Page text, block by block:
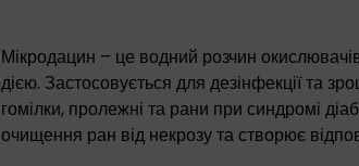
Мікродацин – це водний розчин
дією. Застосовується для дезінфекції та
гомілки, пролежні та рани при синдромі
очищення ран від некрозу та створює